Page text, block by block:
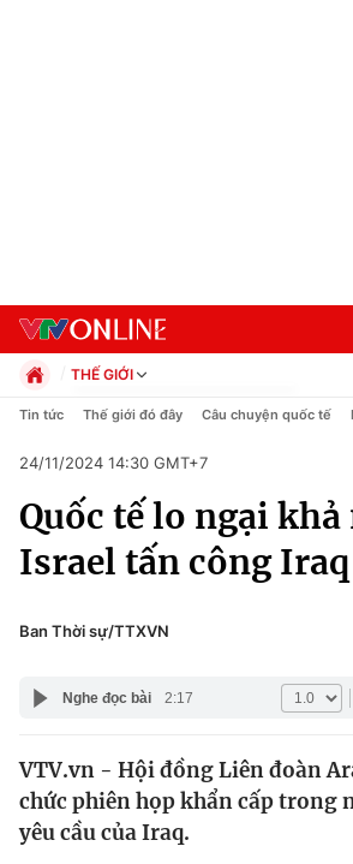
Chuyên mục
Chính trị
Pháp luật
Thế giới
THẾ GIỚI
Chính trị
Pháp luật
Kinh tế
Thể thao
Truyền hình
Y tế
Công nghệ
Tin tức Thế giới đó đây Câu chuyện quốc tế
24/11/2024 14:30 GMT+7
Quốc tế lo ngại khả
Israel tấn công Iraq
Ban Thời sự/TTXVN
Nghe đọc bài 2:17
VTV.vn - Hội đồng Liên đoàn
chức phiên họp khẩn cấp trong
yêu cầu của Iraq.